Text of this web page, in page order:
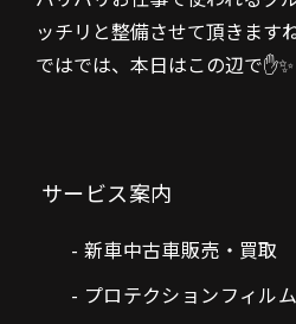
ッチリと整備させて頂きます
ではでは、本日はこの辺で✋✨
サービス案内
新車中古車販売・買取
プロテクションフィルム